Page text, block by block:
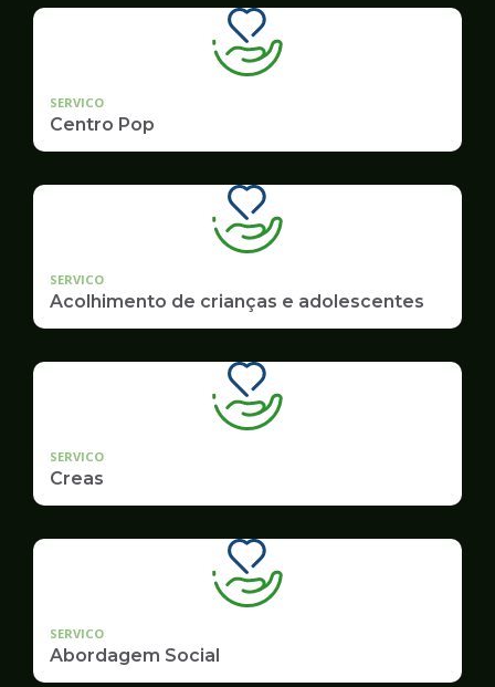
SERVICO
Centro Pop
SERVICO
Acolhimento de crianças e adolescentes
SERVICO
Creas
SERVICO
Abordagem Social